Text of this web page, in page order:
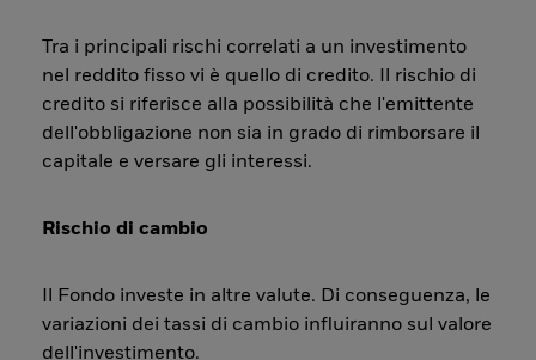
Tra i principali rischi correlati a un investimento
nel reddito fisso vi è quello di credito. Il rischio di
credito si riferisce alla possibilità che l'emittente
dell'obbligazione non sia in grado di rimborsare il
capitale e versare gli interessi.
Rischio di cambio
Il Fondo investe in altre valute. Di conseguenza, le
variazioni dei tassi di cambio influiranno sul valore
dell'investimento.